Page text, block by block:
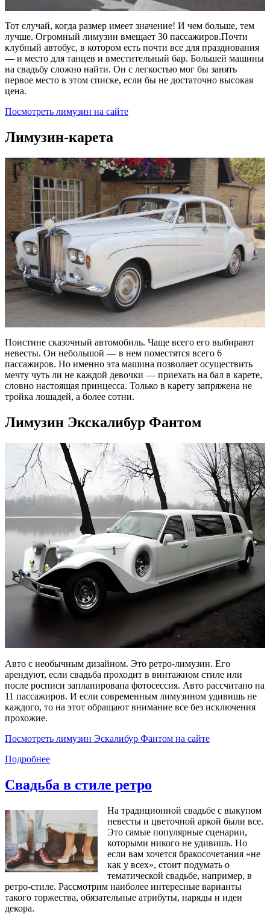
Тот случай, когда размер имеет значение! И чем больше, тем
лучше. Огромный лимузин вмещает 30 пассажиров.Почти
клубный автобус, в котором есть почти все для празднования
— и место для танцев и вместительный бар. Большей машины
на свадьбу сложно найти. Он с легкостью мог бы занять
первое место в этом списке, если бы не достаточно высокая
цена.
Посмотреть лимузин на сайте
Лимузин-карета
Поистине сказочный автомобиль. Чаще всего его выбирают
невесты. Он небольшой — в нем поместятся всего 6
пассажиров. Но именно эта машина позволяет осуществить
мечту чуть ли не каждой девочки — приехать на бал в карете,
словно настоящая принцесса. Только в карету запряжена не
тройка лошадей, а более сотни.
Лимузин Экскалибур Фантом
Авто с необычным дизайном. Это ретро-лимузин. Его
арендуют, если свадьба проходит в винтажном стиле или
после росписи запланирована фотосессия. Авто рассчитано на
11 пассажиров. И если современным лимузином удивишь не
каждого, то на этот обращают внимание все без исключения
прохожие.
Посмотреть лимузин Эскалибур Фантом на сайте
Подробнее
Свадьба в стиле ретро
На традиционной свадьбе с выкупом
невесты и цветочной аркой были все.
Это самые популярные сценарии,
которыми никого не удивишь. Но
если вам хочется бракосочетания «не
как у всех», стоит подумать о
тематической свадьбе, например, в
ретро-стиле. Рассмотрим наиболее интересные варианты
такого торжества, обязательные атрибуты, наряды и идеи
декора.